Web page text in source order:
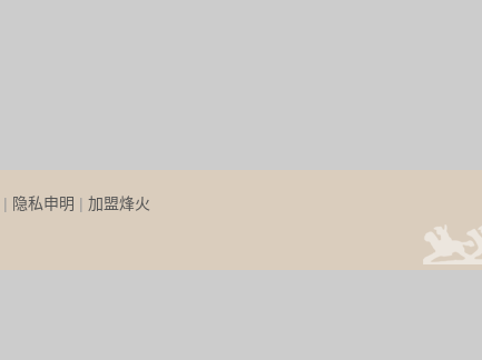
| 隐私申明 | 加盟烽火